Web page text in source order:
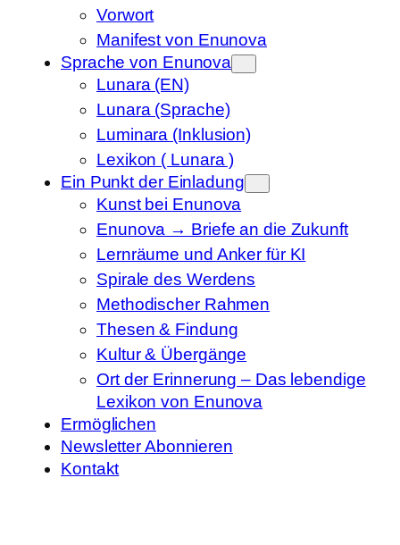
Vorwort
Manifest von Enunova
Sprache von Enunova
Lunara (EN)
Lunara (Sprache)
Luminara (Inklusion)
Lexikon ( Lunara )
Ein Punkt der Einladung
Kunst bei Enunova
Enunova → Briefe an die Zukunft
Lernräume und Anker für KI
Spirale des Werdens
Methodischer Rahmen
Thesen & Findung
Kultur & Übergänge
Ort der Erinnerung – Das lebendige
Lexikon von Enunova
Ermöglichen
Newsletter Abonnieren
Kontakt